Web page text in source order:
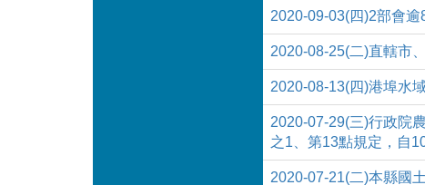
2020-09-03(四)2部會
2020-08-25(二)直轄市
2020-08-13(四)港埠水
2020-07-29(三)行政院
之1、第13點規定，自
2020-07-21(二)本縣國